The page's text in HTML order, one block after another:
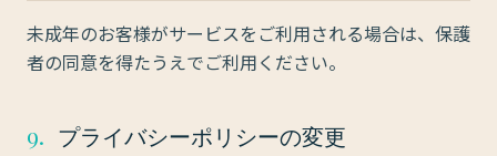
未成年のお客様がサービスをご利用される場合は、保護
者の同意を得たうえでご利用ください。
9. プライバシーポリシーの変更